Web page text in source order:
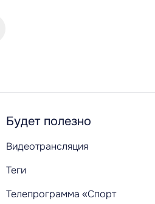
Будет полезно
Видеотрансляция
Теги
Телепрограмма «Спорт